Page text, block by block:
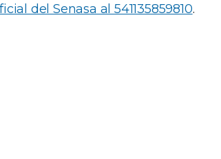
del Senasa al 541135859810.